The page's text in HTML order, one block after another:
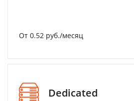
От 0.52 руб./месяц
Dedicated